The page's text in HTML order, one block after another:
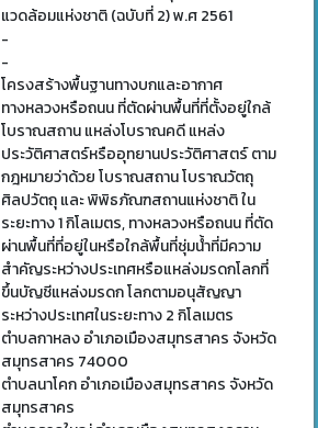
แวดล้อมแห่งชาติ (ฉบับที่ 2) พ.ศ 2561
-
-
โครงสร้างพื้นฐานทางบกและอากาศ
ทางหลวงหรือถนน ที่ตัดผ่านพื้นที่ที่ตั้งอยู่ใกล้
โบราณสถาน แหล่งโบราณคดี แหล่ง
ประวัติศาสตร์หรืออุทยานประวัติศาสตร์ ตาม
กฎหมายว่าด้วย โบราณสถาน โบราณวัตถุ
ศิลปวัตถุ และ พิพิธภัณฑสถานแห่งชาติ ใน
ระยะทาง 1 กิโลเมตร, ทางหลวงหรือถนน ที่ตัด
ผ่านพื้นที่ที่อยู่ในหรือใกล้พื้นที่ชุ่มน้ําที่มีความ
สําคัญระหว่างประเทศหรือแหล่งมรดกโลกที่
ขึ้นบัญชีแหล่งมรดก โลกตามอนุสัญญา
ระหว่างประเทศในระยะทาง 2 กิโลเมตร
ตำบลกาหลง อำเภอเมืองสมุทรสาคร จังหวัด
สมุทรสาคร 74000
ตำบลนาโคก อำเภอเมืองสมุทรสาคร จังหวัด
สมุทรสาคร